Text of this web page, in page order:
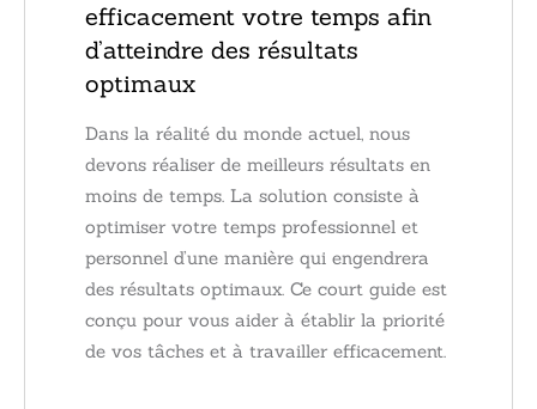
efficacement votre temps afin
d’atteindre des résultats
optimaux
Dans la réalité du monde actuel, nous
devons réaliser de meilleurs résultats en
moins de temps. La solution consiste à
optimiser votre temps professionnel et
personnel d’une manière qui engendrera
des résultats optimaux. Ce court guide est
conçu pour vous aider à établir la priorité
de vos tâches et à travailler efficacement.